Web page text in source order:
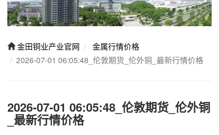
金田铜业产业官网
金属行情价格
2026-07-01 06:05:48_伦敦期货_伦外铜_最新行情价格
2026-07-01 06:05:48_伦敦期货_伦外铜
_最新行情价格